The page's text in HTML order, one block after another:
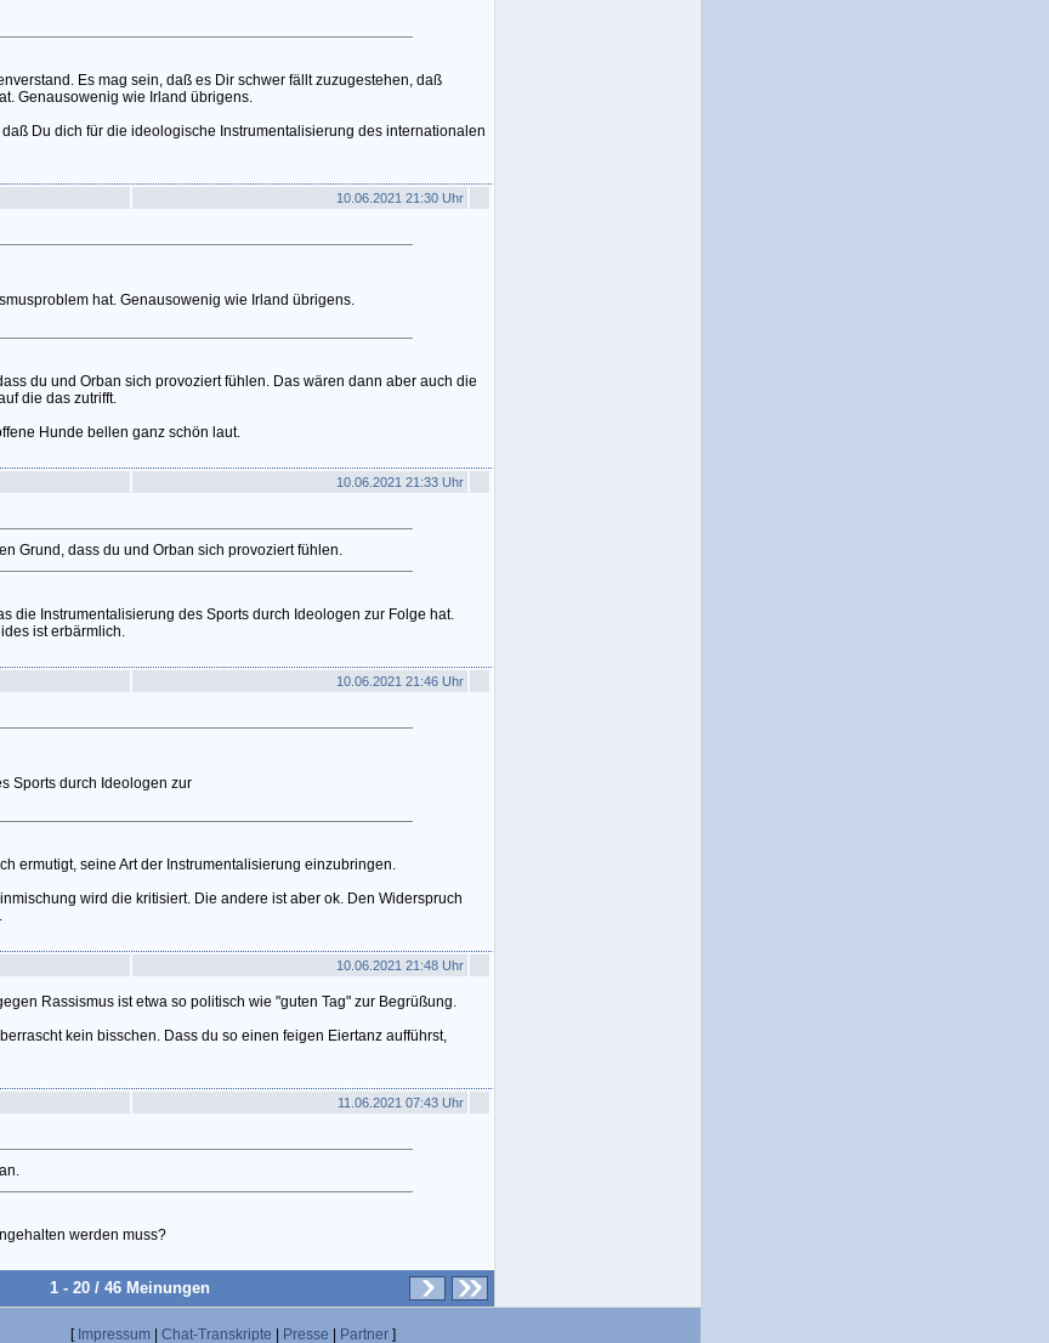
Es mag sein, daß es Dir schwer fällt zuzugestehen, daß
Genausowenig wie Irland übrigens.
Du dich für die ideologische Instrumentalisierung des internationalen
10.06.2021 21:30 Uhr
hat. Genausowenig wie Irland übrigens.
du und Orban sich provoziert fühlen. Das wären dann aber auch die
die das zutrifft.
Hunde bellen ganz schön laut.
10.06.2021 21:33 Uhr
Grund, dass du und Orban sich provoziert fühlen.
die Instrumentalisierung des Sports durch Ideologen zur Folge hat.
ist erbärmlich.
10.06.2021 21:46 Uhr
Sports durch Ideologen zur
ermutigt, seine Art der Instrumentalisierung einzubringen.
wird die kritisiert. Die andere ist aber ok. Den Widerspruch
10.06.2021 21:48 Uhr
Rassismus ist etwa so politisch wie "guten Tag" zur Begrüßung.
kein bisschen. Dass du so einen feigen Eiertanz aufführst,
11.06.2021 07:43 Uhr
werden muss?
1 - 20 / 46 Meinungen
[ Impressum Chat-Transkripte Presse Partner ]